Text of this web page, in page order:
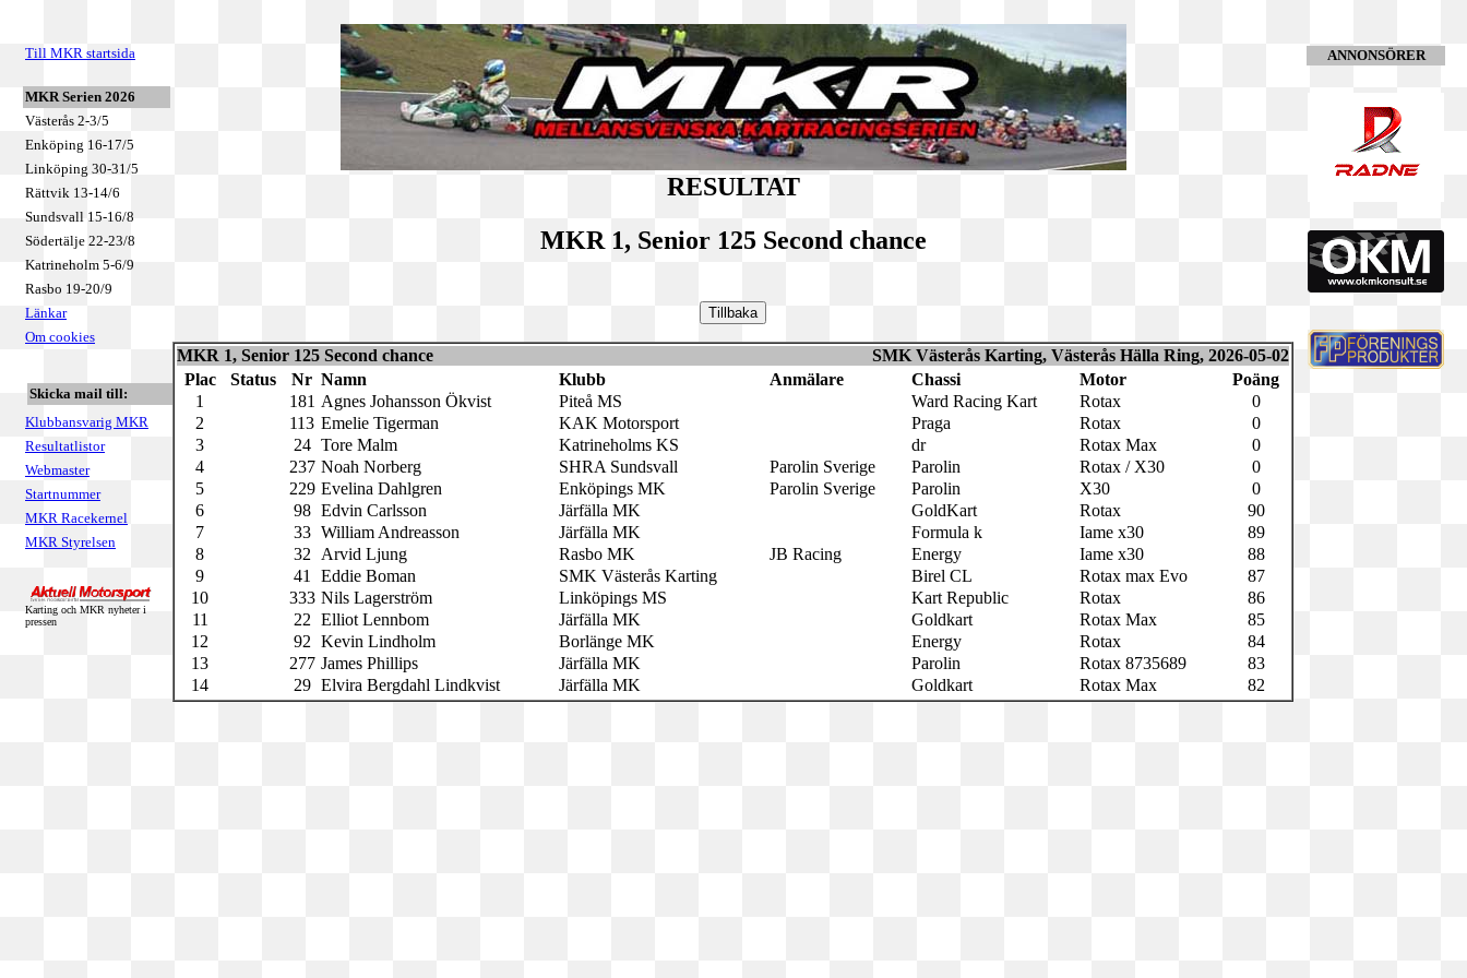
Till MKR startsida
MKR Serien 2026
Västerås 2-3/5
Enköping 16-17/5
Linköping 30-31/5
Rättvik 13-14/6
Sundsvall 15-16/8
Södertälje 22-23/8
Katrineholm 5-6/9
Rasbo 19-20/9
Länkar
Om cookies
Skicka mail till:
Klubbansvarig MKR
Resultatlistor
Webmaster
Startnummer
MKR Racekernel
MKR Styrelsen
Karting och MKR nyheter i
pressen
RESULTAT
MKR 1, Senior 125 Second chance
MKR 1, Senior 125 Second chance
SMK Västerås Karting, Västerås Hälla Ring, 2026-05-02
Plac
Status Nr Namn Klubb Anmälare Chassi Motor
Poäng
1
181 Agnes Johansson Ökvist Piteå MS Ward Racing Kart Rotax
0
2
113 Emelie Tigerman KAK Motorsport Praga Rotax
0
3
24 Tore Malm Katrineholms KS dr Rotax Max
0
4
237 Noah Norberg SHRA Sundsvall Parolin Sverige Parolin Rotax / X30
0
5
229 Evelina Dahlgren Enköpings MK Parolin Sverige Parolin X30
0
6
98 Edvin Carlsson Järfälla MK GoldKart Rotax
90
7
33 William Andreasson Järfälla MK Formula k Iame x30
89
8
32 Arvid Ljung Rasbo MK JB Racing Energy Iame x30
88
9
41 Eddie Boman SMK Västerås Karting Birel CL Rotax max Evo
87
10
333 Nils Lagerström Linköpings MS Kart Republic Rotax
86
11
22 Elliot Lennbom Järfälla MK Goldkart Rotax Max
85
12
92 Kevin Lindholm Borlänge MK Energy Rotax
84
13
277 James Phillips Järfälla MK Parolin Rotax 8735689
83
14
29 Elvira Bergdahl Lindkvist Järfälla MK Goldkart Rotax Max 82
ANNONSÖRER